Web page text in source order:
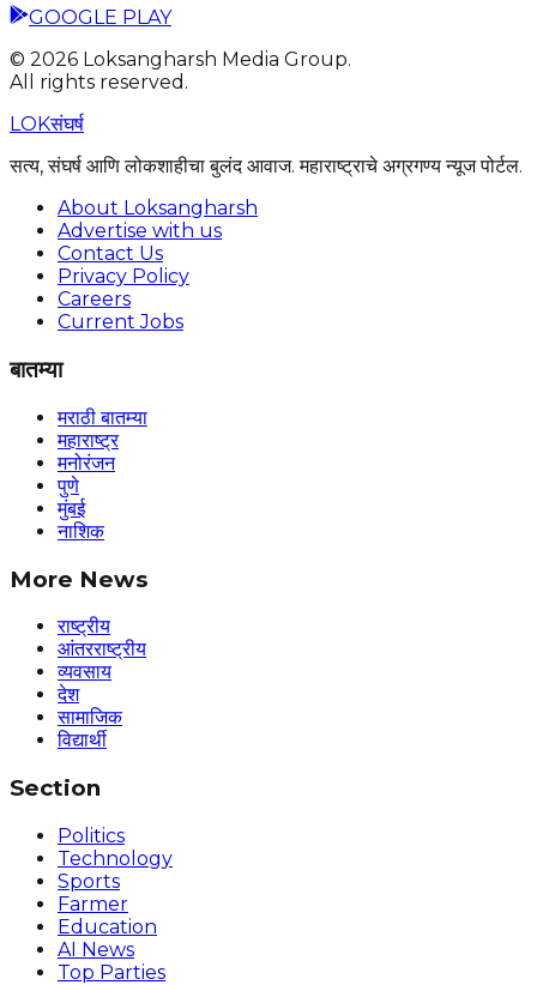
GOOGLE PLAY
© 2026 Loksangharsh Media Group.
All rights reserved.
LOKसंघर्ष
सत्य, संघर्ष आणि लोकशाहीचा बुलंद आवाज. महाराष्ट्राचे अग्रगण्य न्यूज पोर्टल.
About Loksangharsh
Advertise with us
Contact Us
Privacy Policy
Careers
Current Jobs
बातम्या
मराठी बातम्या
महाराष्ट्र
मनोरंजन
पुणे
मुंबई
नाशिक
More News
राष्ट्रीय
आंतरराष्ट्रीय
व्यवसाय
देश
सामाजिक
विद्यार्थी
Section
Politics
Technology
Sports
Farmer
Education
AI News
Top Parties